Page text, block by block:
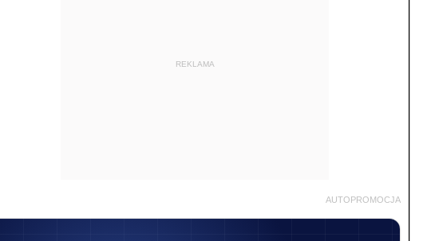
REKLAMA
AUTOPROMOCJA